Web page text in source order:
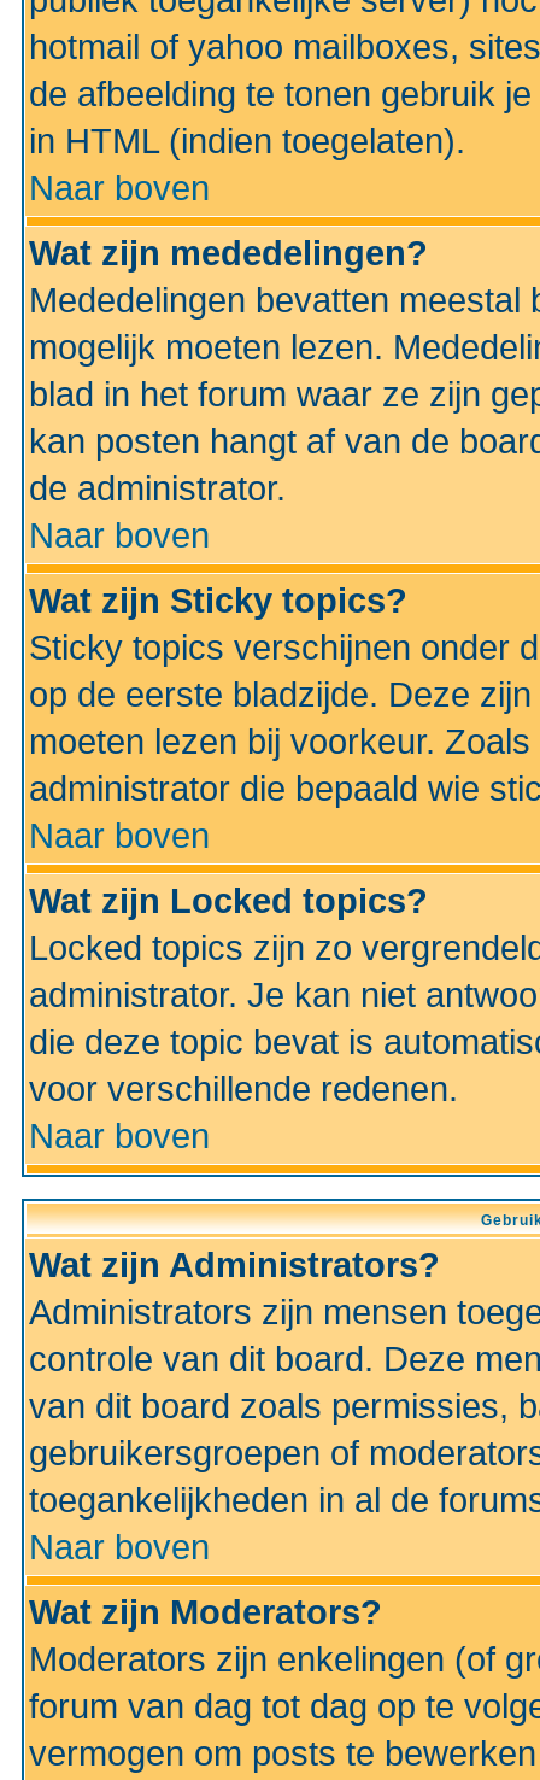
hotmail of yahoo mailboxes,
de afbeelding te tonen gebruik
in HTML (indien toegelaten).
Naar boven
Wat zijn mededelingen?
Mededelingen bevatten
mogelijk moeten lezen.
blad in het forum waar ze zijn
kan posten hangt af van de
de administrator.
Naar boven
Wat zijn Sticky topics?
Sticky topics verschijnen onder
op de eerste bladzijde. Deze
moeten lezen bij voorkeur.
administrator die bepaald wie
Naar boven
Wat zijn Locked topics?
Locked topics zijn zo
administrator. Je kan niet
die deze topic bevat is
voor verschillende redenen.
Naar boven
Wat zijn Administrators?
Administrators zijn mensen
controle van dit board. Deze
van dit board zoals permissies,
gebruikersgroepen of
toegankelijkheden in al de
Naar boven
Wat zijn Moderators?
Moderators zijn enkelingen (of
forum van dag tot dag op te
vermogen om posts te